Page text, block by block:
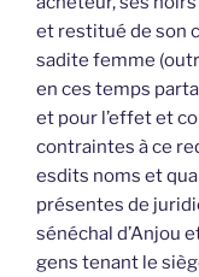
et restitué de son
sadite femme
en ces temps
et pour l’effet et
contraintes à ce
esdits noms et
présentes de
sénéchal d’Anjou
gens tenant le